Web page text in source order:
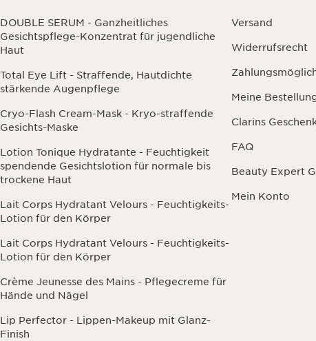
DOUBLE SERUM - Ganzheitliches
Gesichtspflege-Konzentrat für jugendliche
Haut
Total Eye Lift - Straffende, Hautdichte
stärkende Augenpflege
Cryo-Flash Cream-Mask - Kryo-straffende
Gesichts-Maske
Lotion Tonique Hydratante - Feuchtigkeit
spendende Gesichtslotion für normale bis
trockene Haut
Lait Corps Hydratant Velours - Feuchtigkeits-
Lotion für den Körper
Lait Corps Hydratant Velours - Feuchtigkeits-
Lotion für den Körper
Crème Jeunesse des Mains - Pflegecreme für
Hände und Nägel
Lip Perfector - Lippen-Makeup mit Glanz-
Finish
Versand
Widerrufsrecht
Meine
Clarins
FAQ
Beauty Expert
Mein Konto